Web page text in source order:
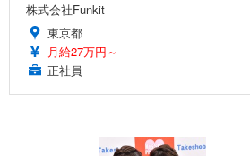
株式会社Funkit
東京都
月給27万円～
正社員